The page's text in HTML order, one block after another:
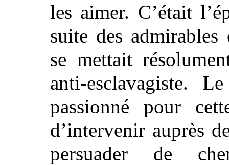
les aimer. C’était
suite des admirables
se mettait
anti-esclavagiste.
passionné pour
d’intervenir auprès
persuader de